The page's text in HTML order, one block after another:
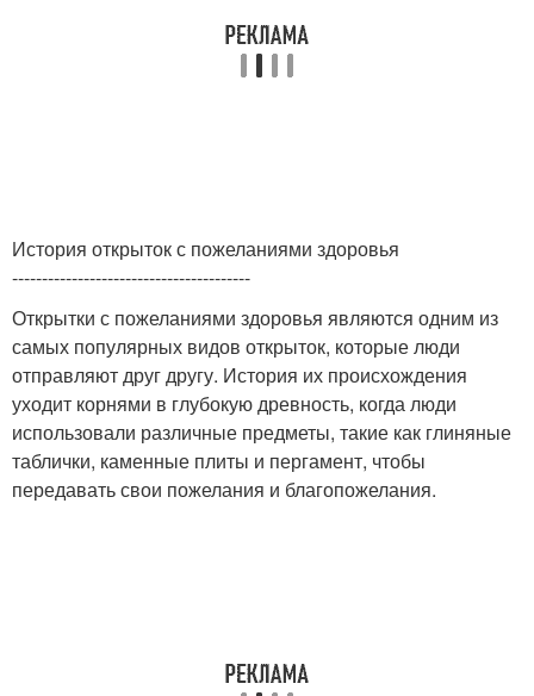
История открыток с пожеланиями здоровья
----------------------------------------
Открытки с пожеланиями здоровья являются одним из
самых популярных видов открыток, которые люди
отправляют друг другу. История их происхождения
уходит корнями в глубокую древность, когда люди
использовали различные предметы, такие как глиняные
таблички, каменные плиты и пергамент, чтобы
передавать свои пожелания и благопожелания.